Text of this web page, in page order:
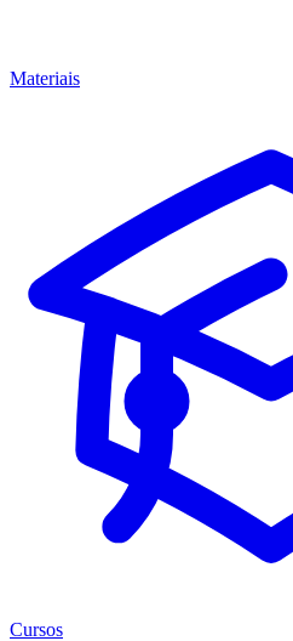
Materiais
Cursos